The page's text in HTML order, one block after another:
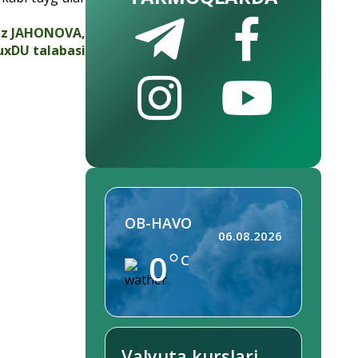
JAHONOVA,
talabasi
OB-HAVO
0 C
06.08.2026